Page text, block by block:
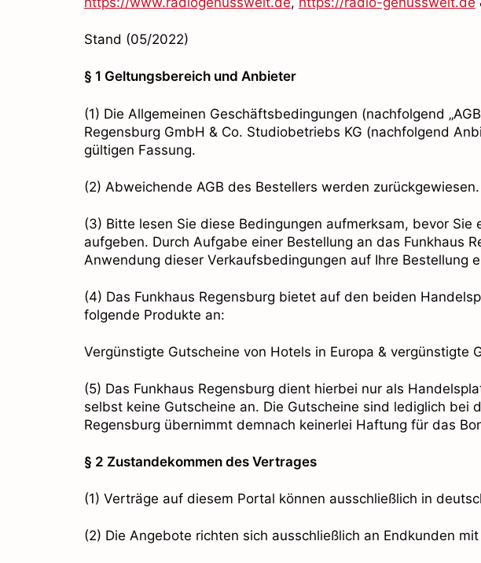
Stand (05/2022)
§ 1 Geltungsbereich und Anbieter
(1) Die Allgemeinen Geschäftsbedingungen (nachfolgend
Regensburg GmbH & Co. Studiobetriebs KG (nachfolgend
gültigen Fassung.
(2) Abweichende AGB des Bestellers werden zurückgewiesen.
(3) Bitte lesen Sie diese Bedingungen aufmerksam, bevor
aufgeben. Durch Aufgabe einer Bestellung an das Funkhaus
Anwendung dieser Verkaufsbedingungen auf Ihre Bestellung
(4) Das Funkhaus Regensburg bietet auf den beiden
folgende Produkte an:
Vergünstigte Gutscheine von Hotels in Europa &
(5) Das Funkhaus Regensburg dient hierbei nur als
selbst keine Gutscheine an. Die Gutscheine sind lediglich
Regensburg übernimmt demnach keinerlei Haftung für das
§ 2 Zustandekommen des Vertrages
(1) Verträge auf diesem Portal können ausschließlich in
(2) Die Angebote richten sich ausschließlich an Endkunden